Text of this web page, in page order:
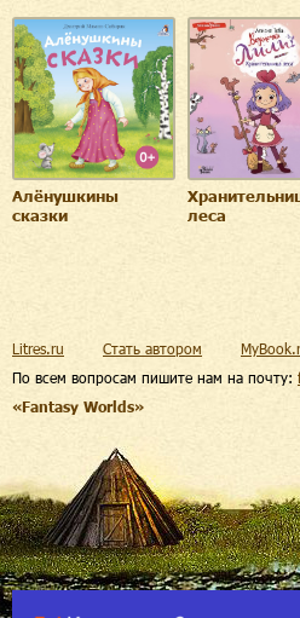
Алёнушкины
сказки
леса
По всем вопросам пишите нам на почту:
«Fantasy Worlds»
Litres.ru Стать автором